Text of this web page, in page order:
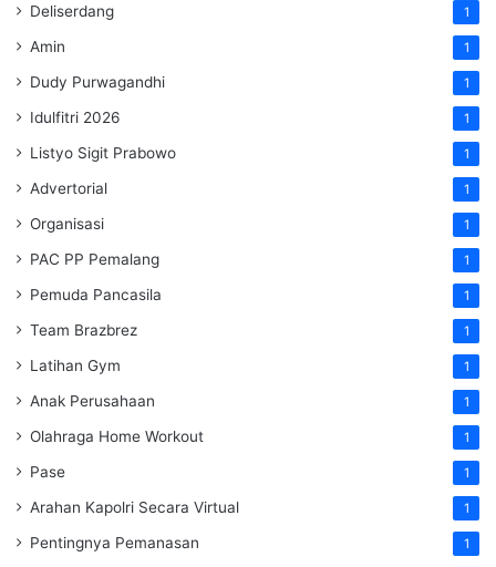
Deliserdang 1
Amin 1
Dudy Purwagandhi 1
Idulfitri 2026 1
Listyo Sigit Prabowo 1
Advertorial 1
Organisasi 1
PAC PP Pemalang 1
Pemuda Pancasila 1
Team Brazbrez 1
Latihan Gym 1
Anak Perusahaan 1
Olahraga Home Workout 1
Pase 1
Arahan Kapolri Secara Virtual 1
Pentingnya Pemanasan 1